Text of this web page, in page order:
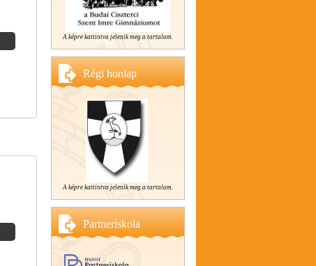
A képre kattintva jelenik meg a tartalom.
Régi honlap
A képre kattintva jelenik meg a tartalom.
Partneriskola